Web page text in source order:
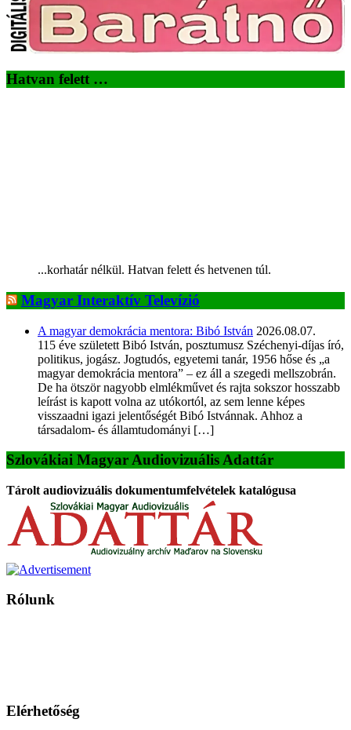
Hatvan felett …
...korhatár nélkül. Hatvan felett és hetvenen túl.
Magyar Interaktív Televízió
A magyar demokrácia mentora: Bibó István 2026.08.07.
115 éve született Bibó István, posztumusz Széchenyi-díjas író,
politikus, jogász. Jogtudós, egyetemi tanár, 1956 hőse és „a
magyar demokrácia mentora” – ez áll a szegedi mellszobrán.
De ha ötször nagyobb elmlékművet és rajta sokszor hosszabb
leírást is kapott volna az utókortól, az sem lenne képes
visszaadni igazi jelentőségét Bibó Istvánnak. Ahhoz a
társadalom- és államtudományi […]
Szlovákiai Magyar Audiovizuális Adattár
Tárolt audiovizuális dokumentumfelvételek katalógusa
Rólunk
Elérhetőség